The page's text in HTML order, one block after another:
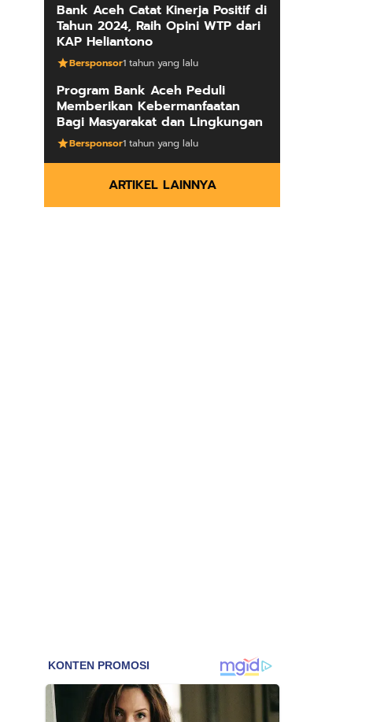
Bank Aceh Catat Kinerja Positif di
Tahun 2024, Raih Opini WTP dari
KAP Heliantono
Bersponsor1 tahun yang lalu
Program Bank Aceh Peduli
Memberikan Kebermanfaatan
Bagi Masyarakat dan Lingkungan
Bersponsor1 tahun yang lalu
ARTIKEL LAINNYA